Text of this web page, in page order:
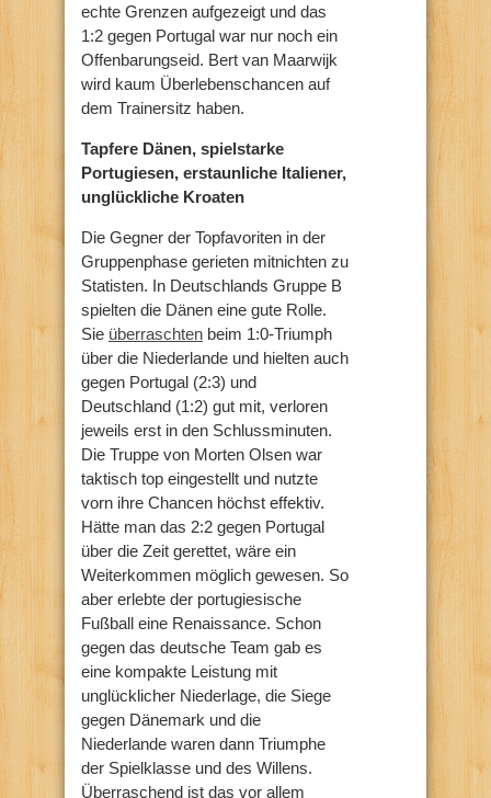
echte Grenzen aufgezeigt und das
1:2 gegen Portugal war nur noch ein
Offenbarungseid. Bert van Maarwijk
wird kaum Überlebenschancen auf
dem Trainersitz haben.
Tapfere Dänen, spielstarke
Portugiesen, erstaunliche Italiener,
unglückliche Kroaten
Die Gegner der Topfavoriten in der
Gruppenphase gerieten mitnichten zu
Statisten. In Deutschlands Gruppe B
spielten die Dänen eine gute Rolle.
Sie überraschten beim 1:0-Triumph
über die Niederlande und hielten auch
gegen Portugal (2:3) und
Deutschland (1:2) gut mit, verloren
jeweils erst in den Schlussminuten.
Die Truppe von Morten Olsen war
taktisch top eingestellt und nutzte
vorn ihre Chancen höchst effektiv.
Hätte man das 2:2 gegen Portugal
über die Zeit gerettet, wäre ein
Weiterkommen möglich gewesen. So
aber erlebte der portugiesische
Fußball eine Renaissance. Schon
gegen das deutsche Team gab es
eine kompakte Leistung mit
unglücklicher Niederlage, die Siege
gegen Dänemark und die
Niederlande waren dann Triumphe
der Spielklasse und des Willens.
Überraschend ist das vor allem